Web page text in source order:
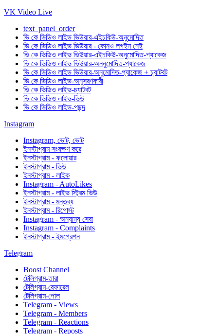
VK Video Live
text_panel_order
ভি কে ভিডিও লাইভ ভিউয়ার-এইচকিউ-অনুমোদিত
ভি কে ভিডিও লাইভ ভিউয়ার - কোনও লগইন নেই
ভি কে ভিডিও লাইভ ভিউয়ার-এইচকিউ-অনুমোদিত-প্যাকেজ
ভি কে ভিডিও লাইভ ভিউয়ার-অননুমোদিত-প্যাকেজ
ভি কে ভিডিও লাইভ ভিউয়ার-অনুমোদিত-প্যাকেজ + চ্যাটবট
ভি কে ভিডিও লাইভ-অনুসরণকারী
ভি কে ভিডিও লাইভ-চ্যাটবট
ভি কে ভিডিও লাইভ-ভিউ
ভি কে ভিডিও লাইভ-পছন্দ
Instagram
Instagram, ভোট, ভোট
ইনস্টাগ্রাম সংরক্ষণ করে
ইনস্টাগ্রাম - ফলোয়ার
ইনস্টাগ্রাম - ভিউ
ইনস্টাগ্রাম - লাইক
Instagram - AutoLikes
ইনস্টাগ্রাম - লাইভ স্ট্রিম ভিউ
ইনস্টাগ্রাম - মন্তব্য
ইনস্টাগ্রাম - রিপোস্ট
Instagram - অন্যান্য সেবা
Instagram - Complaints
ইনস্টাগ্রাম - ইমপ্রেশন
Telegram
Boost Channel
টেলিগ্রাম-তারা
টেলিগ্রাম-রেফারেল
টেলিগ্রাম-পোল
Telegram - Views
Telegram - Members
Telegram - Reactions
Telegram - Reposts